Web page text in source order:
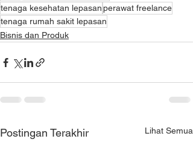
tenaga kesehatan lepasanperawat freelance
tenaga rumah sakit lepasan
Bisnis dan Produk
Postingan Terakhir Lihat Semua